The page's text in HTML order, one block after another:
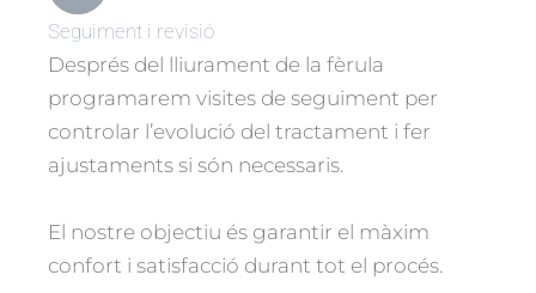
Seguiment i revisió
Després del lliurament de la fèrula
programarem visites de seguiment per
controlar l’evolució del tractament i fer
ajustaments si són necessaris.
El nostre objectiu és garantir el màxim
confort i satisfacció durant tot el procés.